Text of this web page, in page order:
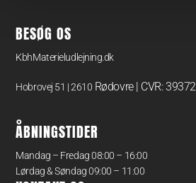
BESØG OS
KbhMaterieludlejning.dk
Hobrovej 51 | 2610 Rødovre | CVR:
ÅBNINGSTIDER
Mandag – Fredag 08:00 – 16:00
Lørdag & Søndag 09:00 – 11:00